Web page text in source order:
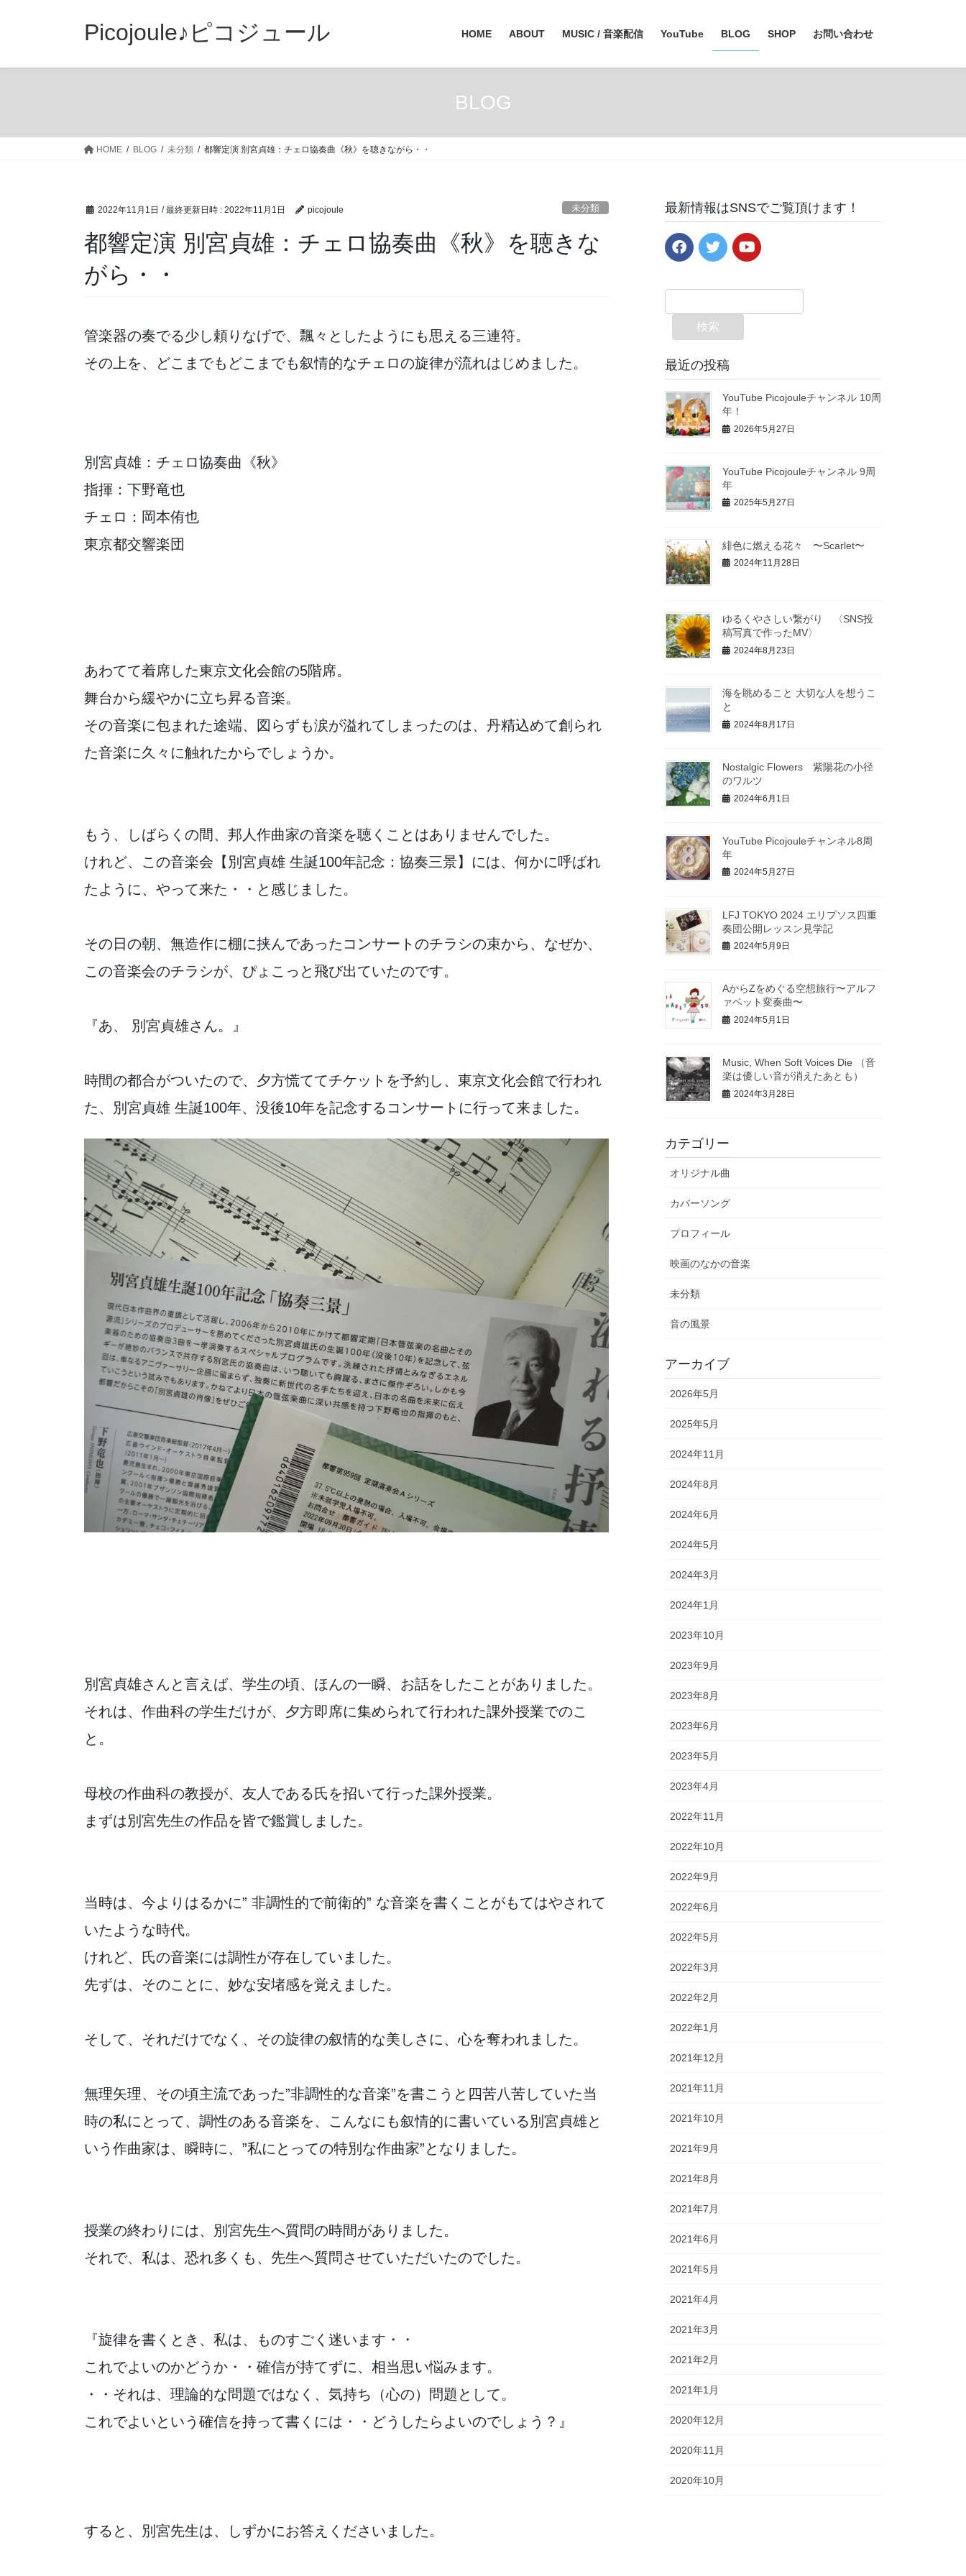
Picojoule♪ピコジュール HOME ABOUT MUSIC / 音楽配信 YouTube BLOG SHOP お問い合わせ
BLOG
HOME BLOG 未分類 都響定演 別宮貞雄：チェロ協奏曲《秋》を聴きながら・・
2022年11月1日 / 最終更新日時 : 2022年11月1日 picojoule 未分類
都響定演 別宮貞雄：チェロ協奏曲《秋》を聴きな
がら・・
管楽器の奏でる少し頼りなげで、飄々としたようにも思える三連符。
その上を、どこまでもどこまでも叙情的なチェロの旋律が流れはじめました。
別宮貞雄：チェロ協奏曲《秋》
指揮：下野竜也
チェロ：岡本侑也
東京都交響楽団
あわてて着席した東京文化会館の5階席。
舞台から緩やかに立ち昇る音楽。
その音楽に包まれた途端、図らずも涙が溢れてしまったのは、丹精込めて創られ
た音楽に久々に触れたからでしょうか。
もう、しばらくの間、邦人作曲家の音楽を聴くことはありませんでした。
けれど、この音楽会【別宮貞雄 生誕100年記念：協奏三景】には、何かに呼ばれ
たように、やって来た・・と感じました。
その日の朝、無造作に棚に挟んであったコンサートのチラシの束から、なぜか、
この音楽会のチラシが、ぴょこっと飛び出ていたのです。
『あ、 別宮貞雄さん。』
時間の都合がついたので、夕方慌ててチケットを予約し、東京文化会館で行われ
た、別宮貞雄 生誕100年、没後10年を記念するコンサートに行って来ました。
別宮貞雄さんと言えば、学生の頃、ほんの一瞬、お話をしたことがありました。
それは、作曲科の学生だけが、夕方即席に集められて行われた課外授業でのこ
と。
母校の作曲科の教授が、友人である氏を招いて行った課外授業。
まずは別宮先生の作品を皆で鑑賞しました。
当時は、今よりはるかに” 非調性的で前衛的” な音楽を書くことがもてはやされて
いたような時代。
けれど、氏の音楽には調性が存在していました。
先ずは、そのことに、妙な安堵感を覚えました。
そして、それだけでなく、その旋律の叙情的な美しさに、心を奪われました。
無理矢理、その頃主流であった”非調性的な音楽”を書こうと四苦八苦していた当
時の私にとって、調性のある音楽を、こんなにも叙情的に書いている別宮貞雄と
いう作曲家は、瞬時に、”私にとっての特別な作曲家”となりました。
授業の終わりには、別宮先生へ質問の時間がありました。
それで、私は、恐れ多くも、先生へ質問させていただいたのでした。
『旋律を書くとき、私は、ものすごく迷います・・
これでよいのかどうか・・確信が持てずに、相当思い悩みます。
・・それは、理論的な問題ではなく、気持ち（心の）問題として。
これでよいという確信を持って書くには・・どうしたらよいのでしょう？』
すると、別宮先生は、しずかにお答えくださいました。
最新情報はSNSでご覧頂けます！
検索
最近の投稿
YouTube Picojouleチャンネル 10周
年！
2026年5月27日
YouTube Picojouleチャンネル 9周
年
2025年5月27日
緋色に燃える花々 〜Scarlet〜
2024年11月28日
ゆるくやさしい繋がり 〈SNS投
稿写真で作ったMV〉
2024年8月23日
海を眺めること 大切な人を想うこ
と
2024年8月17日
Nostalgic Flowers 紫陽花の小径
のワルツ
2024年6月1日
YouTube Picojouleチャンネル8周
年
2024年5月27日
LFJ TOKYO 2024 エリプソス四重
奏団公開レッスン見学記
2024年5月9日
AからZをめぐる空想旅行〜アルフ
ァベット変奏曲〜
2024年5月1日
Music, When Soft Voices Die （音
楽は優しい音が消えたあとも）
2024年3月28日
カテゴリー
オリジナル曲
カバーソング
プロフィール
映画のなかの音楽
未分類
音の風景
アーカイブ
2026年5月
2025年5月
2024年11月
2024年8月
2024年6月
2024年5月
2024年3月
2024年1月
2023年10月
2023年9月
2023年8月
2023年6月
2023年5月
2023年4月
2022年11月
2022年10月
2022年9月
2022年6月
2022年5月
2022年3月
2022年2月
2022年1月
2021年12月
2021年11月
2021年10月
2021年9月
2021年8月
2021年7月
2021年6月
2021年5月
2021年4月
2021年3月
2021年2月
2021年1月
2020年12月
2020年11月
2020年10月